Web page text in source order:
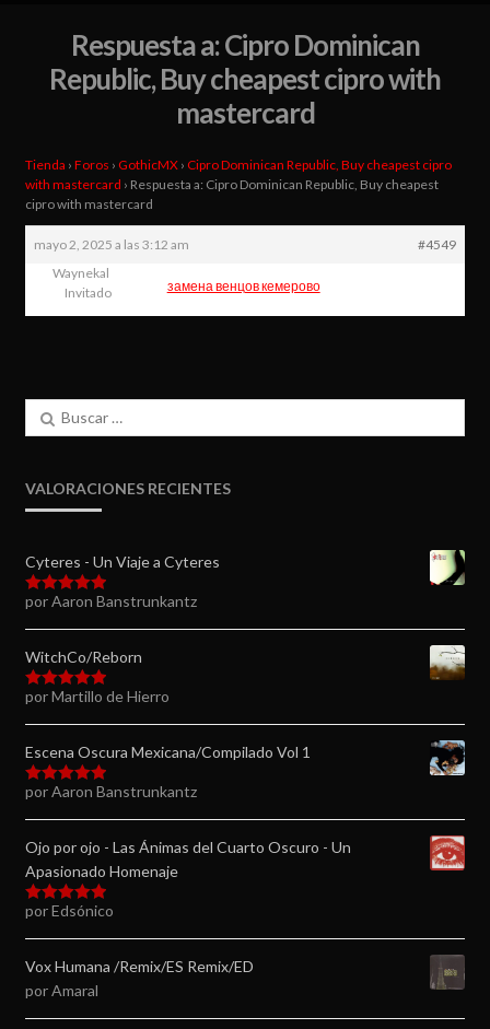
Respuesta a: Cipro Dominican
Republic, Buy cheapest cipro with
mastercard
Tienda › Foros › GothicMX › Cipro Dominican Republic, Buy cheapest cipro
with mastercard › Respuesta a: Cipro Dominican Republic, Buy cheapest
cipro with mastercard
mayo 2, 2025 a las 3:12 am
#4549
Waynekal
Invitado
замена венцов кемерово
Buscar:
VALORACIONES RECIENTES
Cyteres - Un Viaje a Cyteres
Valorado en
por Aaron Banstrunkantz
WitchCo/Reborn
Valorado en
por Martillo de Hierro
Escena Oscura Mexicana/Compilado Vol 1
Valorado en
por Aaron Banstrunkantz
Ojo por ojo - Las Ánimas del Cuarto Oscuro - Un
Apasionado Homenaje
Valorado en
por Edsónico
Vox Humana /Remix/ES Remix/ED
por Amaral